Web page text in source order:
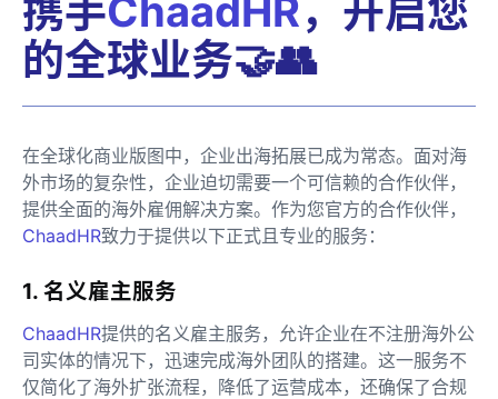
携手ChaadHR，开启您
的全球业务🤝👥
在全球化商业版图中，企业出海拓展已成为常态。面对海
外市场的复杂性，企业迫切需要一个可信赖的合作伙伴，
提供全面的海外雇佣解决方案。作为您官方的合作伙伴，
ChaadHR致力于提供以下正式且专业的服务：
1. 名义雇主服务
ChaadHR提供的名义雇主服务，允许企业在不注册海外公
司实体的情况下，迅速完成海外团队的搭建。这一服务不
仅简化了海外扩张流程，降低了运营成本，还确保了合规